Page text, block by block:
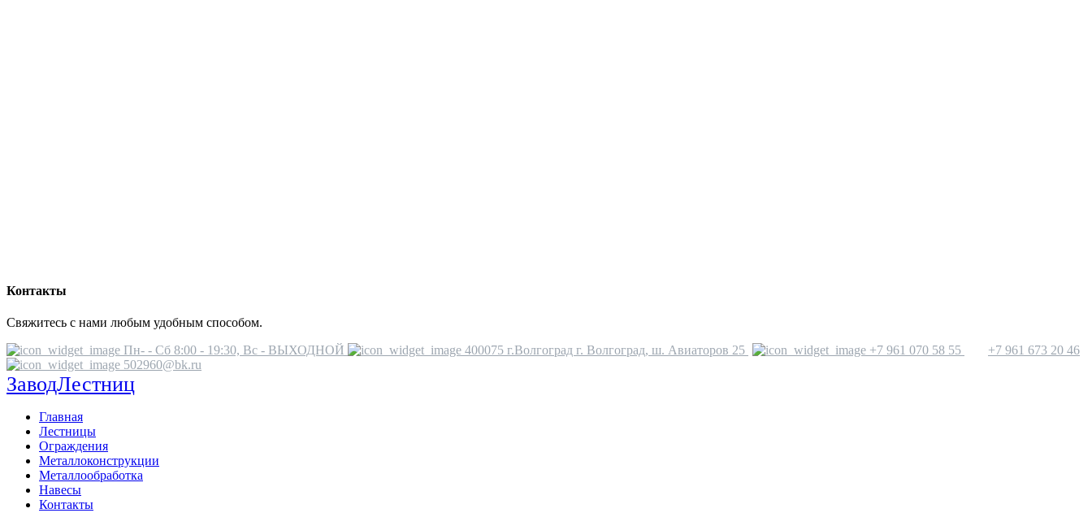
Контакты
Свяжитесь с нами любым удобным способом.
Пн- - Сб 8:00 - 19:30, Вс - ВЫХОДНОЙ
400075 г.Волгоград г. Волгоград, ш. Авиаторов 25 +7 961 070 58 55
+7 961 673 20 46
502960@bk.ru
ЗаводЛестниц
Главная
Лестницы
Ограждения
Металлоконструкции
Металлообработка
Навесы
Контакты